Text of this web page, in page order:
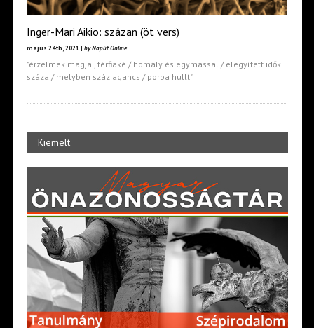
Inger-Mari Aikio: százan (öt vers)
május 24th, 2021 | by Napút Online
"érzelmek magjai, férfiaké / homály és egymással / elegyített idők
száza / melyben száz agancs / porba hullt"
Kiemelt